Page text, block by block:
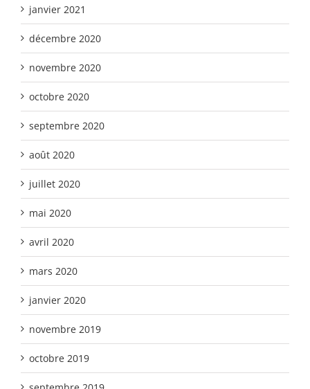
janvier 2021
décembre 2020
novembre 2020
octobre 2020
septembre 2020
août 2020
juillet 2020
mai 2020
avril 2020
mars 2020
janvier 2020
novembre 2019
octobre 2019